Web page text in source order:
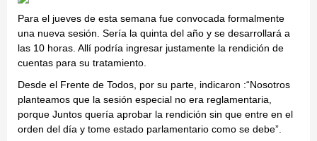
Para el jueves de esta semana fue convocada formalmente
una nueva sesión. Sería la quinta del año y se desarrollará a
las 10 horas. Allí podría ingresar justamente la rendición de
cuentas para su tratamiento.
Desde el Frente de Todos, por su parte, indicaron :“Nosotros
planteamos que la sesión especial no era reglamentaria,
porque Juntos quería aprobar la rendición sin que entre en el
orden del día y tome estado parlamentario como se debe”.